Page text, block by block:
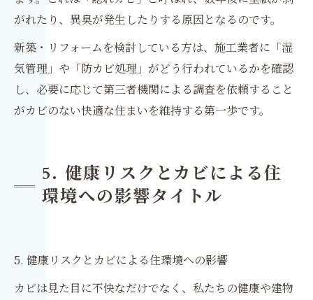
がれたり、異臭が発生したりする原因となるのです。
新築・リフォームを検討している方は、施工業者に「湿
気管理」や「防カビ処理」がどう行われているかを確認
し、必要に応じて第三者機関による調査を依頼すること
がカビのない快適な住まいを維持する第一歩です。
5. 健康リスクとカビによる住
環境への影響タイトル
5. 健康リスクとカビによる住環境への影響
カビは見た目に不快なだけでなく、私たちの健康や建物